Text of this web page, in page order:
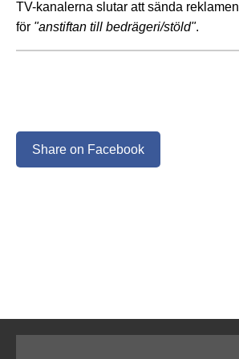
TV-kanalerna slutar att sända
för "anstiftan till bedrägeri/stöld".
Share on Facebook